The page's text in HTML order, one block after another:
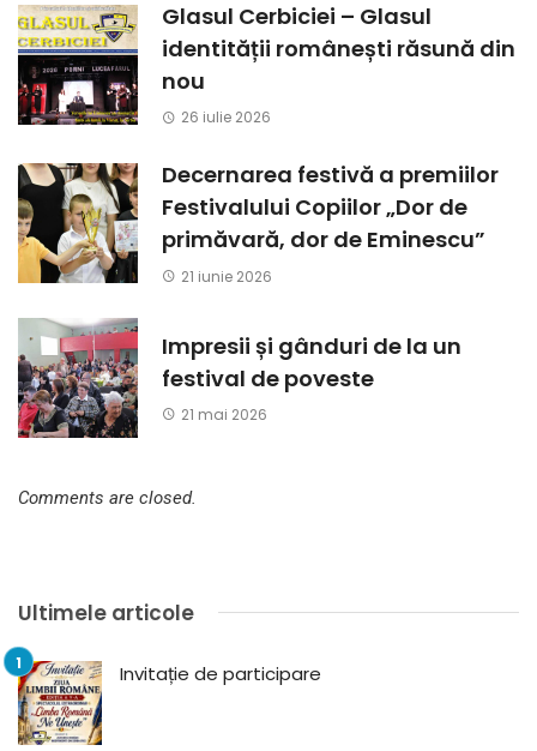
Glasul Cerbiciei – Glasul
identității românești răsună din
nou
26 iulie 2026
Decernarea festivă a premiilor
Festivalului Copiilor „Dor de
primăvară, dor de Eminescu”
21 iunie 2026
Impresii și gânduri de la un
festival de poveste
21 mai 2026
Comments are closed.
Ultimele articole
Invitație de participare